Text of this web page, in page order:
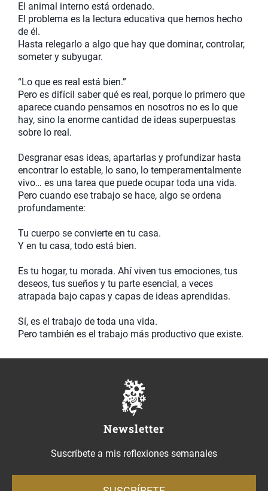
El animal interno está ordenado.
El problema es la lectura educativa que hemos hecho
de él.
Hasta relegarlo a algo que hay que dominar, controlar,
someter y subyugar.
“Lo que es real está bien.”
Pero es difícil saber qué es real, porque lo primero que
aparece cuando pensamos en nosotros no es lo que
hay, sino la enorme cantidad de ideas superpuestas
sobre lo real.
Desgranar esas ideas, apartarlas y profundizar hasta
encontrar lo estable, lo sano, lo temperamentalmente
vivo… es una tarea que puede ocupar toda una vida.
Pero cuando ese trabajo se hace, algo se ordena
profundamente:
Tu cuerpo se convierte en tu casa.
Y en tu casa, todo está bien.
Es tu hogar, tu morada. Ahí viven tus emociones, tus
deseos, tus sueños y tu parte esencial, a veces
atrapada bajo capas y capas de ideas aprendidas.
Sí, es el trabajo de toda una vida.
Pero también es el trabajo más productivo que existe.
Newsletter
Suscríbete a mis reflexiones semanales